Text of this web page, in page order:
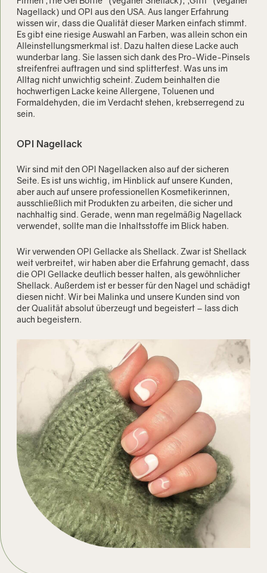
Nagellack) und OPI aus den USA. Aus langer Erfahrung
wissen wir, dass die Qualität dieser Marken einfach stimmt.
Es gibt eine riesige Auswahl an Farben, was allein schon ein
Alleinstellungsmerkmal ist. Dazu halten diese Lacke auch
wunderbar lang. Sie lassen sich dank des Pro-Wide-Pinsels
streifenfrei auftragen und sind splitterfest. Was uns im
Alltag nicht unwichtig scheint. Zudem beinhalten die
hochwertigen Lacke keine Allergene, Toluenen und
Formaldehyden, die im Verdacht stehen, krebserregend zu
sein.
OPI Nagellack
Wir sind mit den OPI Nagellacken also auf der sicheren
Seite. Es ist uns wichtig, im Hinblick auf unsere Kunden,
aber auch auf unsere professionellen Kosmetikerinnen,
ausschließlich mit Produkten zu arbeiten, die sicher und
nachhaltig sind. Gerade, wenn man regelmäßig Nagellack
verwendet, sollte man die Inhaltsstoffe im Blick haben.
Wir verwenden OPI Gellacke als Shellack. Zwar ist Shellack
weit verbreitet, wir haben aber die Erfahrung gemacht, dass
die OPI Gellacke deutlich besser halten, als gewöhnlicher
Shellack. Außerdem ist er besser für den Nagel und schädigt
diesen nicht. Wir bei Malinka und unsere Kunden sind von
der Qualität absolut überzeugt und begeistert – lass dich
auch begeistern.